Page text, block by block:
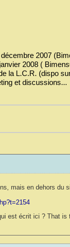
2007
2008 (
la L.C.R. (dispo
et discussions...
mais en dehors du
est écrit ici ? That is